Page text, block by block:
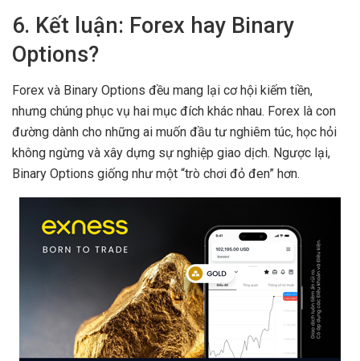
6. Kết luận: Forex hay Binary
Options?
Forex và Binary Options đều mang lại cơ hội kiếm tiền,
nhưng chúng phục vụ hai mục đích khác nhau. Forex là con
đường dành cho những ai muốn đầu tư nghiêm túc, học hỏi
không ngừng và xây dựng sự nghiệp giao dịch. Ngược lại,
Binary Options giống như một “trò chơi đỏ đen” hơn.